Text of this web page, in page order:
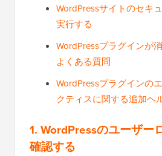
WordPressサイトのセキ
実行する
WordPressプラグインが
よくある質問
WordPressプラグインの
クティスに関する追加ヘ
1. WordPressのユーザー
確認する